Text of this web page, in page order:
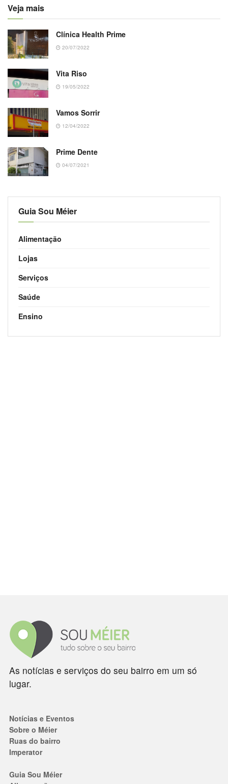
Veja mais
Clínica Health Prime
20/07/2022
Vita Riso
19/05/2022
Vamos Sorrir
12/04/2022
Prime Dente
04/07/2021
Guia Sou Méier
Alimentação
Lojas
Serviços
Saúde
Ensino
As notícias e serviços do seu bairro em um só
lugar.
Notícias e Eventos
Sobre o Méier
Ruas do bairro
Imperator
Guia Sou Méier